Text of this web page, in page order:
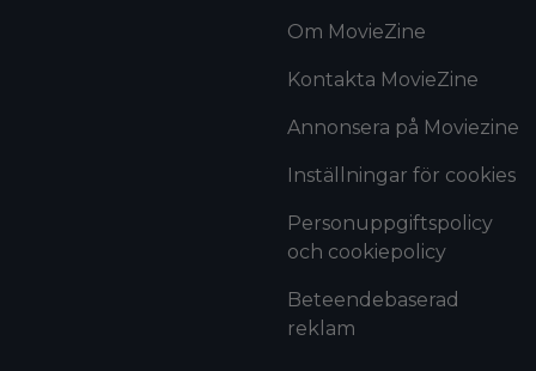
Om MovieZine
Kontakta MovieZine
Annonsera på Moviezine
Inställningar för cookies
Personuppgiftspolicy
och cookiepolicy
Beteendebaserad
reklam